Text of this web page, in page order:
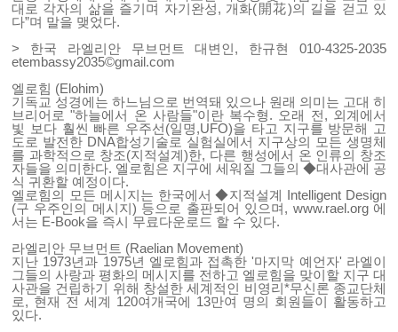
대로 각자의 삶을 즐기며 자기완성, 개화(開花)의 길을 걷고 있
다”며 말을 맺었다.
> 한국 라엘리안 무브먼트 대변인, 한규현 010-4325-2035
etembassy2035©gmail.com
엘로힘 (Elohim)
기독교 성경에는 하느님으로 번역돼 있으나 원래 의미는 고대 히
브리어로 "하늘에서 온 사람들"이란 복수형. 오래 전, 외계에서
빛 보다 훨씬 빠른 우주선(일명,UFO)을 타고 지구를 방문해 고
도로 발전한 DNA합성기술로 실험실에서 지구상의 모든 생명체
를 과학적으로 창조(지적설계)한, 다른 행성에서 온 인류의 창조
자들을 의미한다. 엘로힘은 지구에 세워질 그들의 ◆대사관에 공
식 귀환할 예정이다.
엘로힘의 모든 메시지는 한국에서 ◆지적설계 Intelligent Design
(구 우주인의 메시지) 등으로 출판되어 있으며, www.rael.org에
서는 E-Book을 즉시 무료다운로드 할 수 있다.
라엘리안 무브먼트 (Raelian Movement)
지난 1973년과 1975년 엘로힘과 접촉한 '마지막 예언자' 라엘이
그들의 사랑과 평화의 메시지를 전하고 엘로힘을 맞이할 지구 대
사관을 건립하기 위해 창설한 세계적인 비영리*무신론 종교단체
로, 현재 전 세계 120여개국에 13만여 명의 회원들이 활동하고
있다.